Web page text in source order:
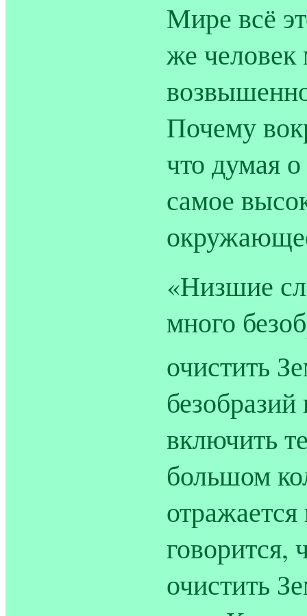
Мире всё
же
Почему
что думая
самое
«Низшие
много
очистить
включить
большом
говорится,
очистить